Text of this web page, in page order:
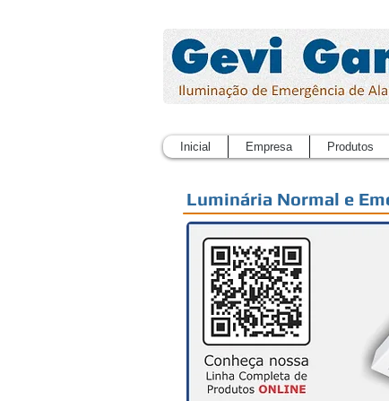
Inicial Empresa Produtos
Luminária Normal e